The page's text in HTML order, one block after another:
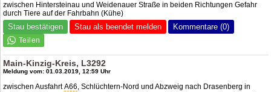
zwischen Hintersteinau und Weidenauer Straße in beiden Richtungen Gefahr
durch Tiere auf der Fahrbahn (Kühe)
Stau bestätigen Stau als beendet melden Kommentare (0)
Main-Kinzig-Kreis, L3292
Meldung vom: 01.03.2019, 12:59 Uhr
zwischen AusfahrtA66, Schlüchtern-Nord und Abzweig nach Drasenberg in